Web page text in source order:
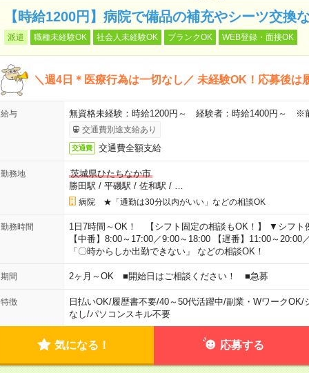
【時給1200円】病院で備品の補充やシーツ交換
派遣 職種未経験OK 社会人未経験OK ブランクOK WEB登録・面接OK
＼週4日＊医療行為は一切なし／ 未経験OK！応募後は
給与 無資格未経験：時給1200円～ 経験者：時給1400円～ ※
交通費別途支給あり
交通費 交通費全額支給
勤務地
茨城県ひたちなか市
勝田駅 / 平磯駅 / 佐和駅 /
病院 ★「通勤は30分以内がいい」などの相談OK
勤務時間
1日7時間～OK！ 【シフト固定の相談もOK！】 ▼シフト
【中番】8:00～17:00／9:00～18:00 【遅番】11:00～20:00
「〇時からしか出勤できない」 などの相談OK！
期間 2ヶ月～OK ■開始日はご相談ください！ ■急募
特徴 日払いOK/履歴書不要/40～50代活躍中/副業・WワークOK/
なし/パソコンスキル不要
気になる！ 応募する